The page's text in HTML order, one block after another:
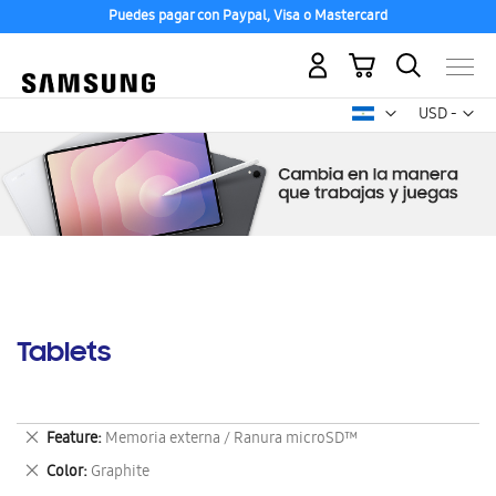
Puedes pagar con Paypal, Visa o Mastercard
USD -
dólar
Mi carrito
Tablets
Feature Memoria externa / Ranura microSD™
Eliminar
este
artículo
Color Graphite
Eliminar